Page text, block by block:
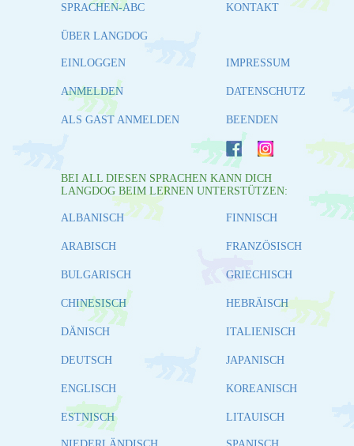
SPRACHEN-ABC
ÜBER LANGDOG
KONTAKT
EINLOGGEN
ANMELDEN
ALS GAST ANMELDEN
IMPRESSUM
DATENSCHUTZ
BEENDEN
BEI ALL DIESEN SPRACHEN KANN DICH
LANGDOG BEIM LERNEN UNTERSTÜTZEN:
ALBANISCH
ARABISCH
BULGARISCH
CHINESISCH
DÄNISCH
DEUTSCH
ENGLISCH
ESTNISCH
FINNISCH
FRANZÖSISCH
GRIECHISCH
HEBRÄISCH
ITALIENISCH
JAPANISCH
KOREANISCH
LITAUISCH